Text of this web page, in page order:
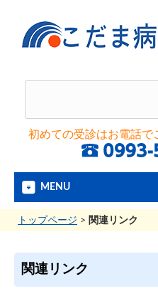
初めての受診はお電話で
MENU
トップページ > 関連リンク
関連リンク